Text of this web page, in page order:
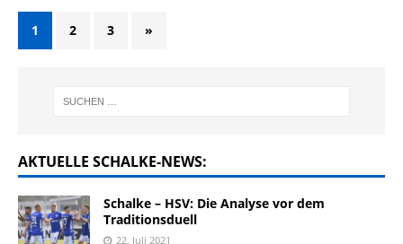
1 2 3 »
AKTUELLE SCHALKE-NEWS:
Schalke – HSV: Die Analyse vor dem
Traditionsduell
22. Juli 2021